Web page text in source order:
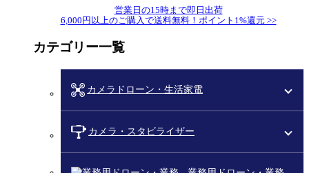
営業日の15時まで即日出荷
6,000円以上のご購入で送料無料！ポイント1%還元 >>
カテゴリー一覧
カメラドローン・生活家電
カメラ・スタビライザー